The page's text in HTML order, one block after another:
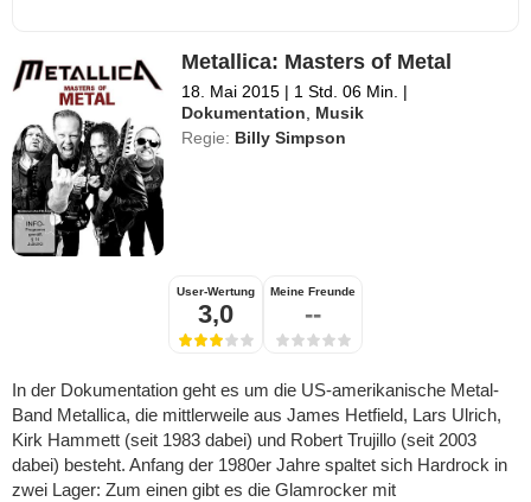
Metallica: Masters of Metal
18. Mai 2015 | 1 Std. 06 Min. |
Dokumentation, Musik
Regie: Billy Simpson
User-Wertung
3,0
Meine Freunde
--
In der Dokumentation geht es um die US-amerikanische Metal-
Band Metallica, die mittlerweile aus James Hetfield, Lars Ulrich,
Kirk Hammett (seit 1983 dabei) und Robert Trujillo (seit 2003
dabei) besteht. Anfang der 1980er Jahre spaltet sich Hardrock in
zwei Lager: Zum einen gibt es die Glamrocker mit